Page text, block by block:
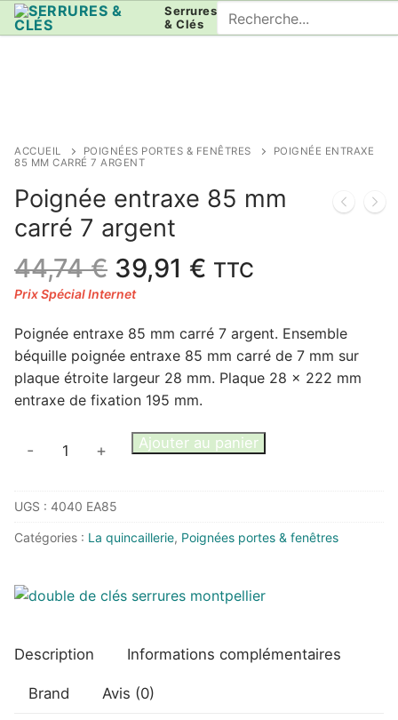
Aller
au
Serrures
& Clés
Rechercher
:
ACCUEIL POIGNÉES PORTES & FENÊTRES
POIGNÉE ENTRAXE
85 MM CARRÉ 7 ARGENT
Poignée entraxe 85 mm
carré 7 argent
44,74€ Le
prix
était :
44,74 €.
39,91 € Le
est :
39,91 €.
TTC
Poignée entraxe 85 mm carré 7 argent. Ensemble
béquille poignée entraxe 85 mm carré de 7 mm sur
plaque étroite largeur 28 mm. Plaque 28 x 222 mm
entraxe de fixation 195 mm.
quantité
entraxe
85
7
- + Ajouter au panier
UGS : 4040 EA85
Catégories : La quincaillerie, Poignées portes & fenêtres
Description Informations complémentaires
Brand Avis (0)